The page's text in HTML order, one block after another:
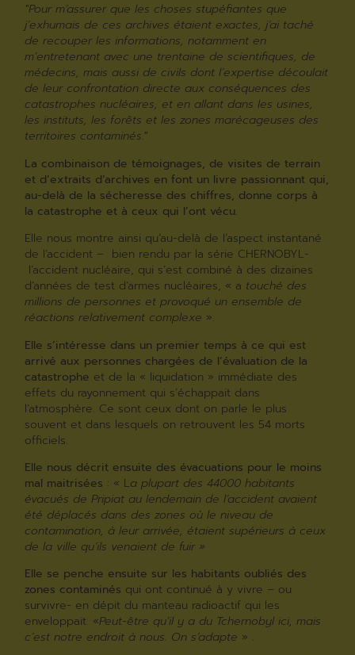
"Pour m’assurer que les choses stupéfiantes que
j’exhumais de ces archives étaient exactes, j’ai taché
de recouper les informations, notamment en
m’entretenant avec une trentaine de scientifiques, de
médecins, mais aussi de civils dont l’expertise découlait
de leur confrontation directe aux conséquences des
catastrophes nucléaires, et en allant dans les usines,
les instituts, les forêts et les zones marécageuses des
territoires contaminés."
La combinaison de témoignages, de visites de terrain
et d’extraits d’archives en font un livre passionnant qui,
au-delà de la sécheresse des chiffres, donne corps à
la catastrophe et à ceux qui l’ont vécu.
Elle nous montre ainsi qu’au-delà de l’aspect instantané
de l’accident – bien rendu par la série CHERNOBYL-
l’accident nucléaire, qui s’est combiné à des dizaines
d’années de test d’armes nucléaires, « a touché des
millions de personnes et provoqué un ensemble de
réactions relativement complexe ».
Elle s’intéresse dans un premier temps à ce qui est
arrivé aux personnes chargées de l’évaluation de la
catastrophe et de la « liquidation » immédiate des
effets du rayonnement qui s’échappait dans
l’atmosphère. Ce sont ceux dont on parle le plus
souvent et dans lesquels on retrouvent les 54 morts
officiels.
Elle nous décrit ensuite des évacuations pour le moins
mal maitrisées : « La plupart des 44000 habitants
évacués de Pripiat au lendemain de l’accident avaient
été déplacés dans des zones où le niveau de
contamination, à leur arrivée, étaient supérieurs à ceux
de la ville qu’ils venaient de fuir»
Elle se penche ensuite sur les habitants oubliés des
zones contaminés qui ont continué à y vivre – ou
survivre- en dépit du manteau radioactif qui les
enveloppait. «Peut-être qu’il y a du Tchernobyl ici, mais
c’est notre endroit à nous. On s’adapte » .